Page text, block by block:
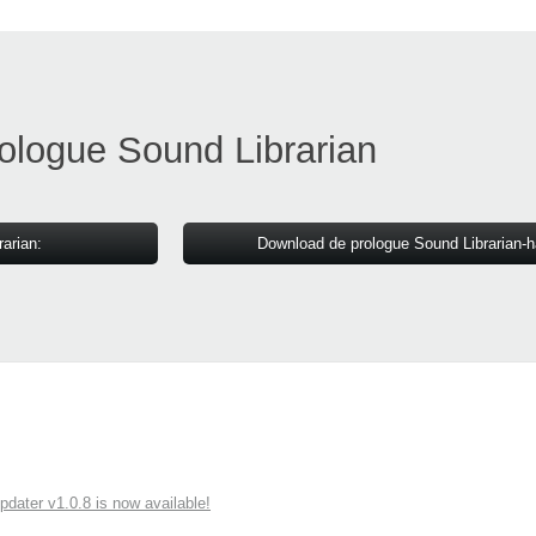
Sound Librarian
Download de prologue Sound Librarian-
v1.0.8 is now available!